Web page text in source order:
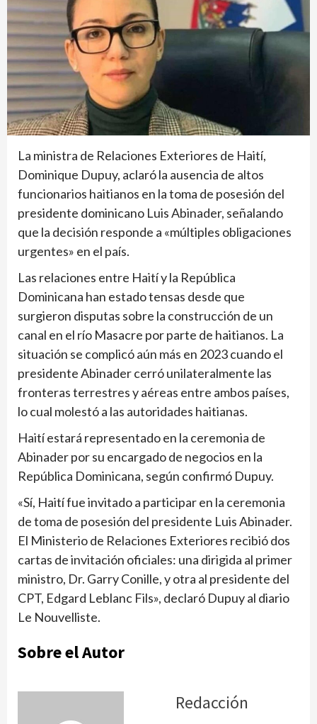
La ministra de Relaciones Exteriores de Haití,
Dominique Dupuy, aclaró la ausencia de altos
funcionarios haitianos en la toma de posesión del
presidente dominicano Luis Abinader, señalando
que la decisión responde a «múltiples obligaciones
urgentes» en el país.
Las relaciones entre Haití y la República
Dominicana han estado tensas desde que
surgieron disputas sobre la construcción de un
canal en el río Masacre por parte de haitianos. La
situación se complicó aún más en 2023 cuando el
presidente Abinader cerró unilateralmente las
fronteras terrestres y aéreas entre ambos países,
lo cual molestó a las autoridades haitianas.
Haití estará representado en la ceremonia de
Abinader por su encargado de negocios en la
República Dominicana, según confirmó Dupuy.
«Sí, Haití fue invitado a participar en la ceremonia
de toma de posesión del presidente Luis Abinader.
El Ministerio de Relaciones Exteriores recibió dos
cartas de invitación oficiales: una dirigida al primer
ministro, Dr. Garry Conille, y otra al presidente del
CPT, Edgard Leblanc Fils», declaró Dupuy al diario
Le Nouvelliste.
Sobre el Autor
Redacción